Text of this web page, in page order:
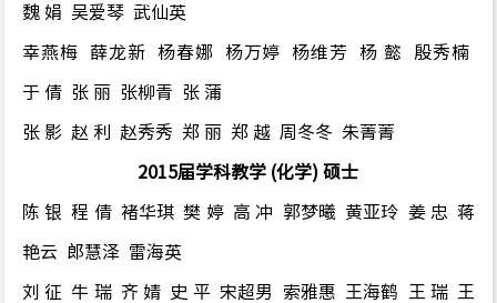
魏 娟 吴爱琴 武仙英
幸燕梅 薛龙新 杨春娜 杨万婷杨维芳 杨 懿 殷秀楠
于 倩 张 丽 张柳青 张 蒲
张 影 赵 利 赵秀秀 郑 丽 郑 越 周冬冬 朱菁菁
2015届学科教学 (化学) 硕士
陈 银 程 倩 褚华琪 樊 婷 高 冲 郭梦曦 黄亚玲 姜 忠 蒋
艳云 郎慧泽 雷海英
刘 征牛 瑞 齐 婧 史 平 宋超男 索雅惠 王海鹤 王 瑞 王